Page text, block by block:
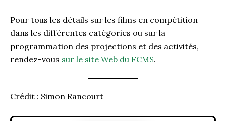
Pour tous les détails sur les films en compétition
dans les différentes catégories ou sur la
programmation des projections et des activités,
rendez-vous sur le site Web du FCMS.
Crédit : Simon Rancourt